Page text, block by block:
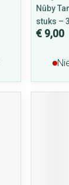
Nûby
stuks –
€ 9,00